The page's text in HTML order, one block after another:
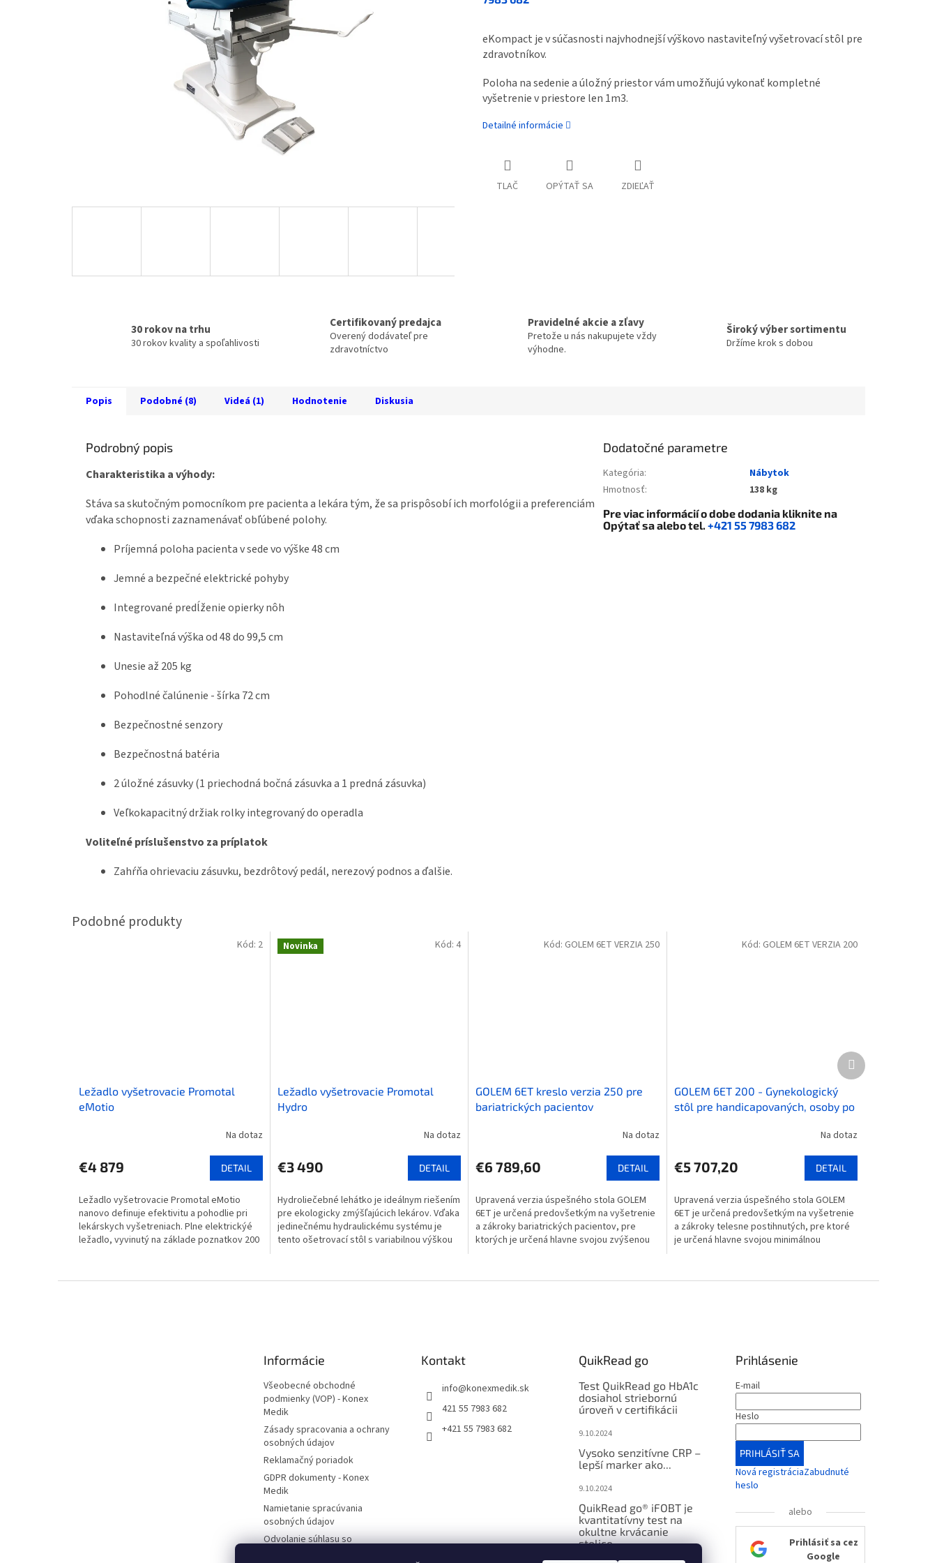
eKompact je v súčasnosti najvhodnejší výškovo nastaviteľný vyšetrovací stôl pre
zdravotníkov.
Poloha na sedenie aúložný priestor vám umožňujú vykonať kompletné
vyšetrenie v priestore len 1m3.
Detailné informácie
TLAČ OPÝTAŤ SA ZDIEĽAŤ
30 rokov na trhu
30 rokov kvality a spoľahlivosti
Certifikovaný predajca
Overený dodávateľ pre
zdravotníctvo
Pravidelné akcie a zľavy
Pretože u nás nakupujete vždy
výhodne.
Široký výber sortimentu
Držíme krok s dobou
Popis Podobné (8) Videá (1) Hodnotenie Diskusia
Podrobný popis
Charakteristika a výhody:
Stáva sa skutočným pomocníkom pre pacienta a lekára tým, že sa prispôsobí ich morfológii a preferenciám
vďaka schopnosti zaznamenávať obľúbené polohy.
Príjemná poloha pacienta v sede vo výške 48 cm
Jemné a bezpečné elektrické pohyby
Integrované predĺženie opierky nôh
Nastaviteľná výška od 48 do 99,5 cm
Unesie až 205 kg
Pohodlné čalúnenie - šírka 72 cm
Bezpečnostné senzory
Bezpečnostná batéria
2 úložné zásuvky (1 priechodná bočná zásuvka a 1 predná zásuvka)
Veľkokapacitný držiak rolky integrovaný do operadla
Voliteľné príslušenstvo za príplatok
Zahŕňa ohrievaciu zásuvku, bezdrôtový pedál, nerezový podnos a ďalšie.
Dodatočné parametre
Kategória:
Nábytok
Hmotnosť: 138 kg
Pre viac informácií o dobe dodania kliknite na
Opýtať saalebo tel.+421 55 7983 682
Ležadlo vyšetrovacie Promotal
eMotio
Na dotaz
€4 879 DETAIL
Ležadlo vyšetrovacie Promotal eMotio
nanovo definuje efektivitu a pohodlie pri
lekárskych vyšetreniach. Plne elektrickýé
ležadlo, vyvinutý na základe poznatkov 200
Kód: 2 Novinka
Ležadlo vyšetrovacie Promotal
Hydro
Na dotaz
€3 490 DETAIL
Hydroliečebné lehátko je ideálnym riešením
pre ekologicky zmýšľajúcich lekárov. Vďaka
jedinečnému hydraulickému systému je
tento ošetrovací stôl s variabilnou výškou
Kód: 4
GOLEM 6ET kreslo verzia 250 pre
bariatrických pacientov
Na dotaz
€6 789,60 DETAIL
Upravená verzia úspešného stola GOLEM
6ET je určená predovšetkým na vyšetrenie
a zákroky bariatrických pacientov, pre
ktorých je určená hlavne svojou zvýšenou
Kód: GOLEM 6ET VERZIA 250
GOLEM 6ET 200 - Gynekologický
stôl pre handicapovaných, osoby po
Na dotaz
€5 707,20 DETAIL
Upravená verzia úspešného stola GOLEM
6ET je určená predovšetkým na vyšetrenie
a zákroky telesne postihnutých, pre ktoré
je určená hlavne svojou minimálnou
Kód: GOLEM 6ET VERZIA 200
Ďalší
produkt
Informácie
Všeobecné obchodné
podmienky (VOP) - Konex
Medik
Zásady spracovania a ochrany
osobných údajov
Reklamačný poriadok
GDPR dokumenty - Konex
Medik
Namietanie spracúvania
osobných údajov
Odvolanie súhlasu so
Kontakt
info@konexmedik.sk
421 55 7983 682
+421 55 7983 682
QuikRead go
Test QuikRead go HbA1c
dosiahol striebornú
úroveň v certifikácii
9.10.2024
Vysoko senzitívne CRP –
lepší marker ako...
9.10.2024
QuikRead go® iFOBT je
kvantitatívny test na
okultne krvácanie
stolice..
Prihlásenie
E-mail
Heslo
PRIHLÁSIŤ SA
Nová registráciaZabudnuté
heslo
alebo
Prihlásiť sa cez
Google